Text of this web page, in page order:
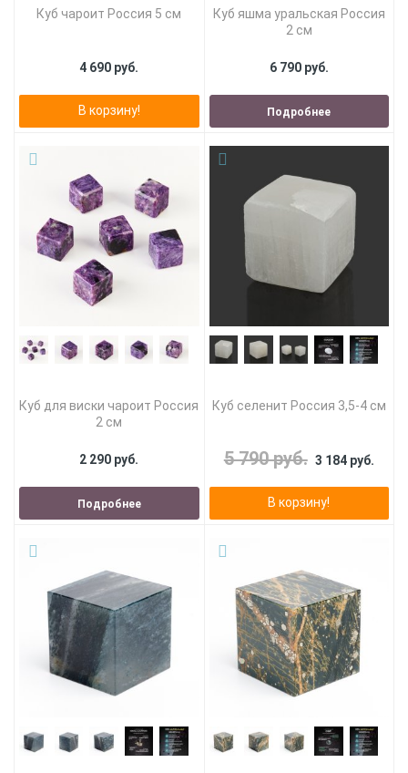
Куб чароит Россия 5 см
4 690 руб.
В корзину!
Куб яшма уральская Россия
2 см
6 790 руб.
Подробнее
Куб для виски чароит Россия
2 см
2 290 руб.
Подробнее
Куб селенит Россия 3,5-4 см
5 790 руб. 3 184 руб.
В корзину!